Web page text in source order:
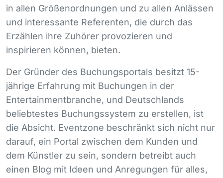
in allen Größenordnungen und zu allen Anlässen
und interessante Referenten, die durch das
Erzählen ihre Zuhörer provozieren und
inspirieren können, bieten.
Der Gründer des Buchungsportals besitzt 15-
jährige Erfahrung mit Buchungen in der
Entertainmentbranche, und Deutschlands
beliebtestes Buchungssystem zu erstellen, ist
die Absicht. Eventzone beschränkt sich nicht nur
darauf, ein Portal zwischen dem Kunden und
dem Künstler zu sein, sondern betreibt auch
einen Blog mit Ideen und Anregungen für alles,